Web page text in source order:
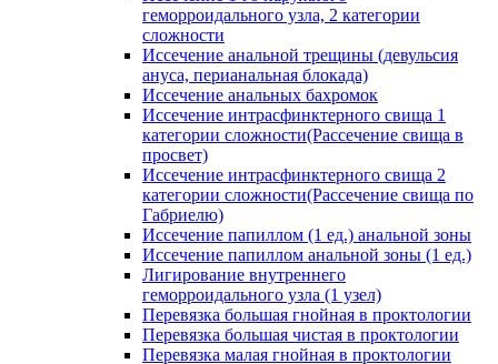
геморроидального узла, 2 категории
сложности
Иссечение анальной трещины (девульсия
ануса, перианальная блокада)
Иссечение анальных бахромок
Иссечение интрасфинктерного свища 1
категории сложности(Рассечение свища в
просвет)
Иссечение интрасфинктерного свища 2
категории сложности(Рассечение свища по
Габриелю)
Иссечение папиллом (1 ед.) анальной зоны
Иссечение папиллом анальной зоны (1 ед.)
Лигирование внутреннего
геморроидального узла (1 узел)
Перевязка большая гнойная в проктологии
Перевязка большая чистая в проктологии
Перевязка малая гнойная в проктологии